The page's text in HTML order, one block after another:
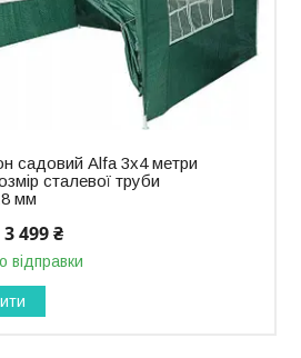
садовий Alfa 3х4 метри
сталевої труби
мм
3 499 ₴
відправки